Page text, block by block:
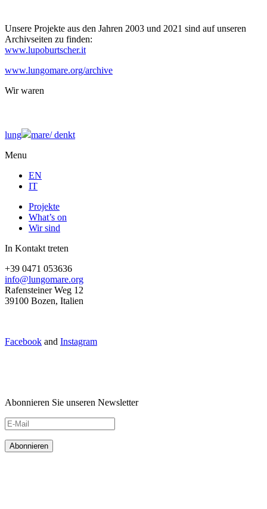
Unsere Projekte aus den Jahren 2003 und 2021 sind auf unseren
Archivseiten zu finden:
www.lupoburtscher.it
www.lungomare.org/archive
Wir waren
lung mare/denkt
Menu
EN
IT
Projekte
What’s on
Wir sind
In Kontakt treten
+39 0471 053636
info@lungomare.org
Rafensteiner Weg 12
39100 Bozen, Italien
Facebook and Instagram
Abonnieren Sie unseren Newsletter